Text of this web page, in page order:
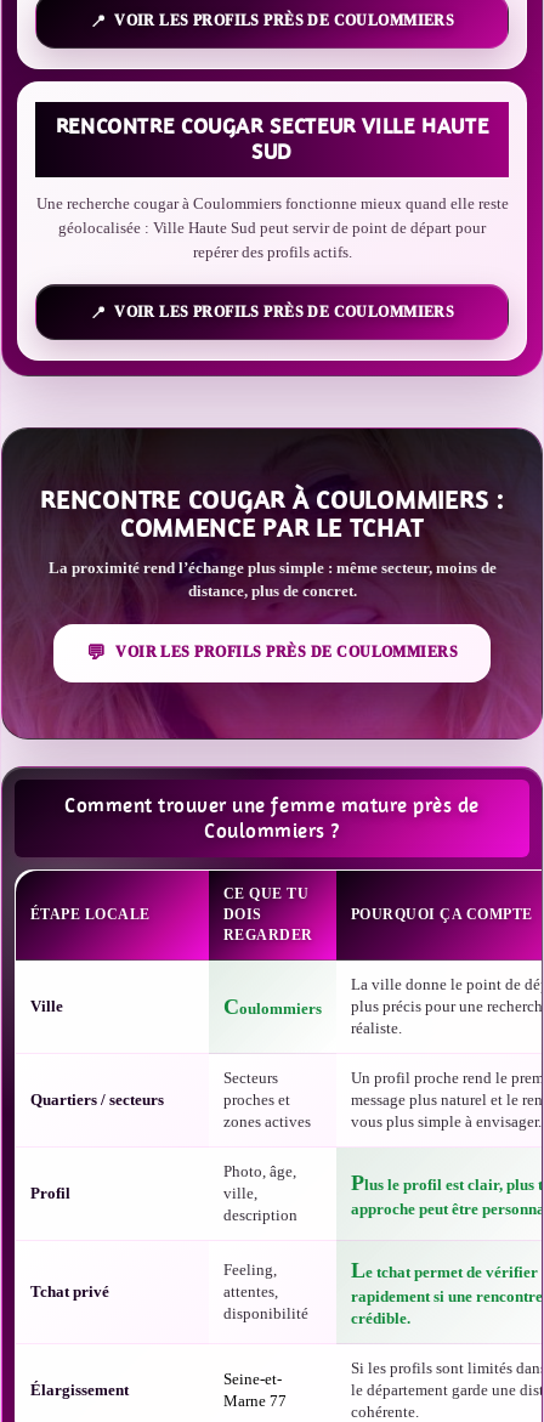
VOIR LES PROFILS PRÈS DE COULOMMIERS
RENCONTRE COUGAR SECTEUR VILLE HAUTE
SUD
Une recherche cougar à Coulommiers fonctionne mieux quand elle reste
géolocalisée : Ville Haute Sud peut servir de point de départ pour
repérer des profils actifs.
VOIR LES PROFILS PRÈS DE COULOMMIERS
RENCONTRE COUGAR À COULOMMIERS :
COMMENCE PAR LE TCHAT
La proximité rend l’échange plus simple : même secteur, moins de
distance, plus de concret.
VOIR LES PROFILS PRÈS DE COULOMMIERS
Comment trouver une femme mature près de
Coulommiers ?
ÉTAPE LOCALE
CE QUE TU
DOIS
REGARDER
POURQUOI ÇA COMPTE
Ville Coulommiers
La ville donne le point de
plus précis pour une
réaliste.
Quartiers / secteurs
Secteurs
proches et
zones actives
Un profil proche rend le
message plus naturel et le
vous plus simple à envisager.
Profil
Photo, âge,
ville,
description
Plus le profil est clair, plus
approche peut être
Tchat privé
Feeling,
attentes,
disponibilité
Le tchat permet de vérifier
rapidement si une rencontre
crédible.
Élargissement
Seine-et-
Marne 77
Si les profils sont limités
le département garde une
cohérente.